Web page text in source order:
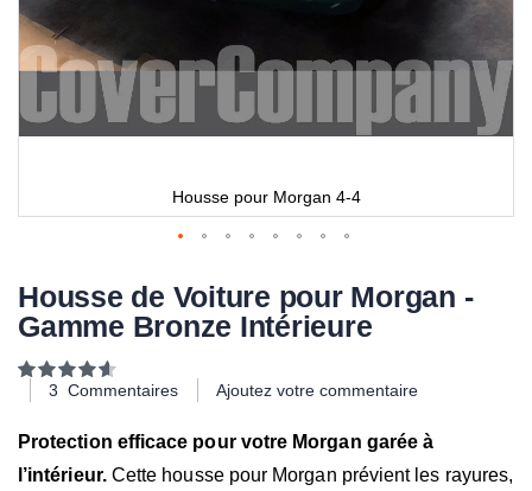
Housse pour Morgan 4-4
Housse de Voiture pour Morgan -
Gamme Bronze Intérieure
Notation:
100
3 Commentaires Ajoutez votre commentaire
Protection efficace pour votre Morgan garée à
l’intérieur.Cette housse pour Morgan prévient les rayures,